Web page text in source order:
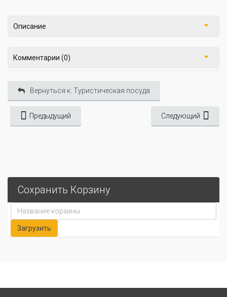
Описание
Комментарии (0)
Вернуться к: Туристическая посуда
Предыдущий Следующий
Сохранить Корзину